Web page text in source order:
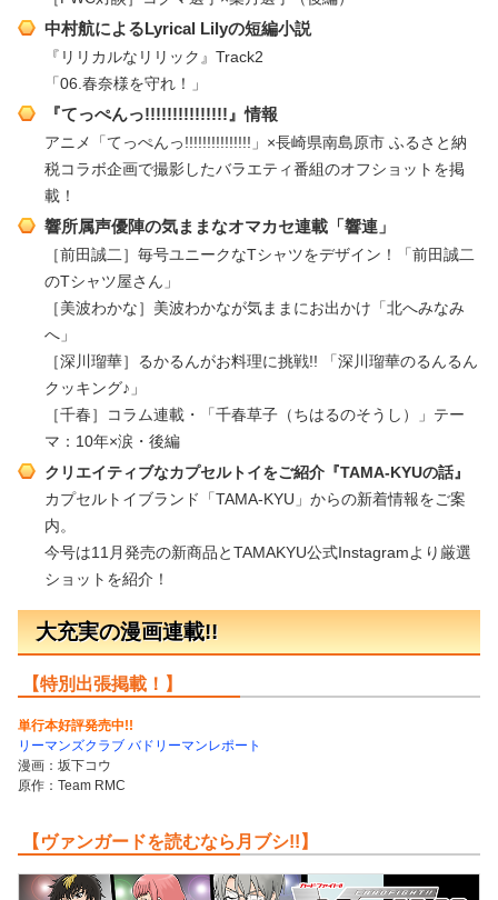
中村航によるLyrical Lilyの短編小説
『リリカルなリリック』Track2
「06.春奈様を守れ！」
『てっぺんっ!!!!!!!!!!!!!!!』情報
アニメ「てっぺんっ!!!!!!!!!!!!!!!」×長崎県南島原市 ふるさと納
税コラボ企画で撮影したバラエティ番組のオフショットを掲
載！
響所属声優陣の気ままなオマカセ連載「響連」
［前田誠二］毎号ユニークなTシャツをデザイン！「前田誠二
のTシャツ屋さん」
［美波わかな］美波わかなが気ままにお出かけ「北へみなみ
へ」
［深川瑠華］るかるんがお料理に挑戦!! 「深川瑠華のるんるん
クッキング♪」
［千春］コラム連載・「千春草子（ちはるのそうし）」テー
マ：10年×涙・後編
クリエイティブなカプセルトイをご紹介『TAMA-KYUの話』
カプセルトイブランド「TAMA-KYU」からの新着情報をご案
内。
今号は11月発売の新商品とTAMAKYU公式Instagramより厳選
ショットを紹介！
大充実の漫画連載!!
【特別出張掲載！】
単行本好評発売中!!
リーマンズクラブ バドリーマンレポート
漫画：坂下コウ
原作：Team RMC
【ヴァンガードを読むなら月ブシ!!】